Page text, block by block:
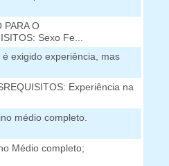
PARA O
Sexo Fe...
é exigido experiência, mas
Experiência na
médio completo.
Médio completo;